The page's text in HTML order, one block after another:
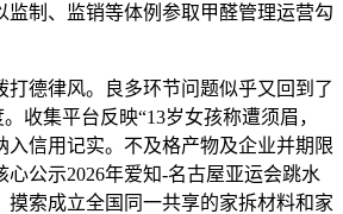
监制、监销等体例参取甲醛管理运营勾
德律风。良多环节问题似乎又回到了
收集平台反映“13岁女孩称遭须眉，
入信用记实。不及格产物及企业并期限
公示2026年爱知-名古屋亚运会跳水
摸索成立全国同一共享的家拆材料和家